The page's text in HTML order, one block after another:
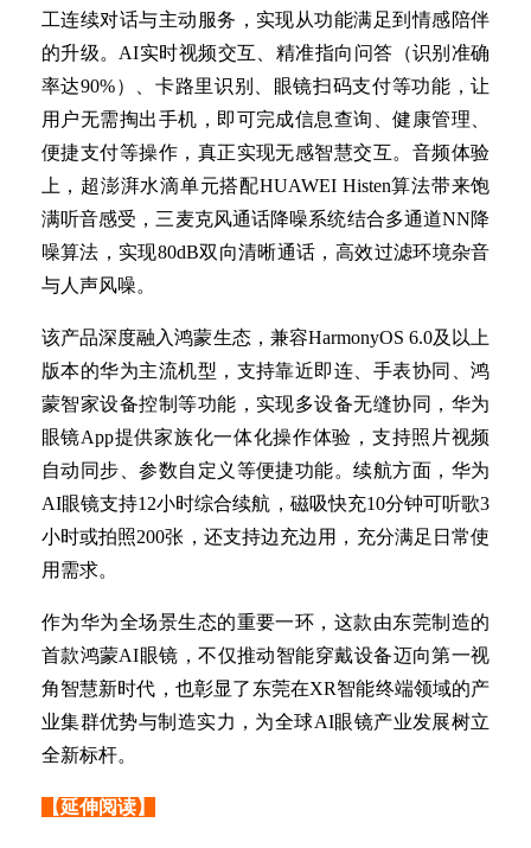
工连续对话与主动服务，实现从功能满足到情感陪伴
的升级。AI实时视频交互、精准指向问答（识别准确
率达90%）、卡路里识别、眼镜扫码支付等功能，让
用户无需掏出手机，即可完成信息查询、健康管理、
便捷支付等操作，真正实现无感智慧交互。音频体验
上，超澎湃水滴单元搭配HUAWEI Histen算法带来饱
满听音感受，三麦克风通话降噪系统结合多通道NN降
噪算法，实现80dB双向清晰通话，高效过滤环境杂音
与人声风噪。
该产品深度融入鸿蒙生态，兼容HarmonyOS 6.0及以上
版本的华为主流机型，支持靠近即连、手表协同、鸿
蒙智家设备控制等功能，实现多设备无缝协同，华为
眼镜App提供家族化一体化操作体验，支持照片视频
自动同步、参数自定义等便捷功能。续航方面，华为
AI眼镜支持12小时综合续航，磁吸快充10分钟可听歌3
小时或拍照200张，还支持边充边用，充分满足日常使
用需求。
作为华为全场景生态的重要一环，这款由东莞制造的
首款鸿蒙AI眼镜，不仅推动智能穿戴设备迈向第一视
角智慧新时代，也彰显了东莞在XR智能终端领域的产
业集群优势与制造实力，为全球AI眼镜产业发展树立
全新标杆。
【延伸阅读】